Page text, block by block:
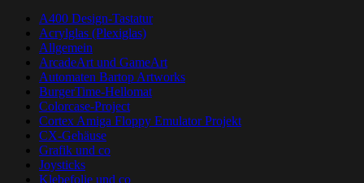
A400 Design-Tastatur
Acrylglas (Plexiglas)
Allgemein
ArcadeArt und GameArt
Automaten Bartop Artworks
BurgerTime-Hellomat
Colorcase-Project
Cortex Amiga Floppy Emulator Projekt
CX-Gehäuse
Grafik und co
Joysticks
Klebefolie und co